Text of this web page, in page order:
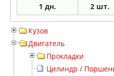
1 дн. 2 шт.
Кузов
Двигатель
Прокладки
Цилиндр /